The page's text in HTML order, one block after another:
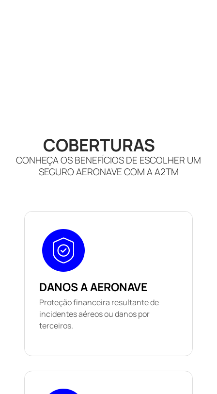
COBERTURAS
CONHEÇA OS BENEFÍCIOS DE ESCOLHER UM
SEGURO AERONAVE COM A A2TM
DANOS A AERONAVE
Proteção financeira resultante de
incidentes aéreos ou danos por
terceiros.